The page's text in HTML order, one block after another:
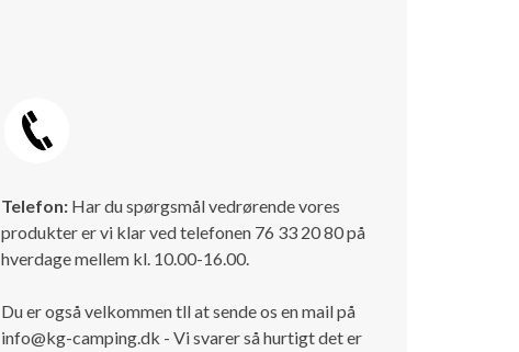
Telefon: Har du spørgsmål vedrørende vores
produkter er vi klar ved telefonen 76 33 20 80 på
hverdage mellem kl. 10.00-16.00.
Du er også velkommen tll at sende os en mail på
info@kg-camping.dk - Vi svarer så hurtigt det er